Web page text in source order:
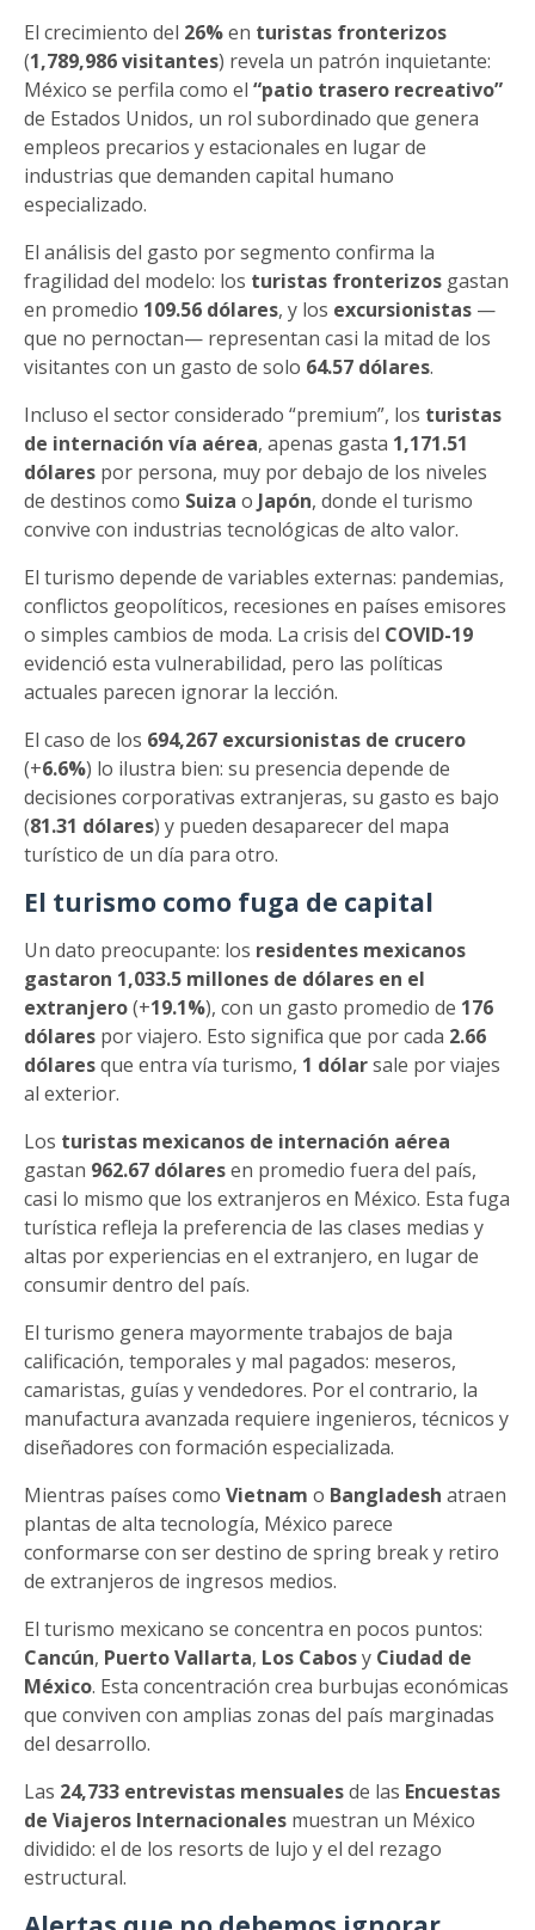
El crecimiento del 26%en turistas fronterizos
(1,789,986 visitantes) revela un patrón inquietante:
México se perfila como el “patio trasero recreativo”
de Estados Unidos, un rol subordinado que genera
empleos precarios y estacionales en lugar de
industrias que demanden capital humano
especializado.
El análisis del gasto por segmento confirma la
fragilidad del modelo: los turistas fronterizos gastan
en promedio 109.56 dólares, y los excursionistas —
que no pernoctan— representan casi la mitad de los
visitantes con un gasto de solo 64.57 dólares.
Incluso el sector considerado “premium”, los turistas
de internación vía aérea, apenas gasta 1,171.51
dólares por persona, muy por debajo de los niveles
de destinos como Suiza o Japón, donde el turismo
convive con industrias tecnológicas de alto valor.
El turismo depende de variables externas: pandemias,
conflictos geopolíticos, recesiones en países emisores
o simples cambios de moda. La crisis del COVID-19
evidenció esta vulnerabilidad, pero las políticas
actuales parecen ignorar la lección.
El caso de los 694,267 excursionistas de crucero
(+6.6%) lo ilustra bien: su presencia depende de
decisiones corporativas extranjeras, su gasto es bajo
(81.31 dólares) y pueden desaparecer del mapa
turístico de un día para otro.
El turismo como fuga de capital
Un dato preocupante: los residentes mexicanos
gastaron 1,033.5 millones de dólares en el
extranjero(+19.1%), con un gasto promedio de 176
dólares por viajero. Esto significa que por cada 2.66
dólaresque entra vía turismo, 1 dólarsale por viajes
al exterior.
Los turistas mexicanos de internación aérea
gastan 962.67 dólaresen promedio fuera del país,
casi lo mismo que los extranjeros en México. Esta fuga
turística refleja la preferencia de las clases medias y
altas por experiencias en el extranjero, en lugar de
consumir dentro del país.
El turismo genera mayormente trabajos de baja
calificación, temporales y mal pagados: meseros,
camaristas, guías y vendedores. Por el contrario, la
manufactura avanzada requiere ingenieros, técnicos y
diseñadores con formación especializada.
Mientras países como Vietnam o Bangladesh atraen
plantas de alta tecnología, México parece
conformarse con ser destino de spring break y retiro
de extranjeros de ingresos medios.
El turismo mexicano se concentra en pocos puntos:
Cancún, Puerto Vallarta, Los Cabosy Ciudad de
México. Esta concentración crea burbujas económicas
que conviven con amplias zonas del país marginadas
del desarrollo.
Las 24,733 entrevistas mensualesde las Encuestas
de Viajeros Internacionales muestran un México
dividido: el de los resorts de lujo y el del rezago
estructural.